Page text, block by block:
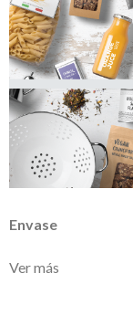
Envase
Ver más